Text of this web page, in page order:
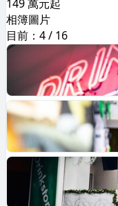
149 萬元起
相簿圖片
目前： 4/ 16